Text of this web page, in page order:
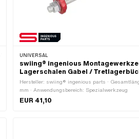
UNIVERSAL
swiing® ingenious
Lagerschalen Gabel /
Hersteller: swiing® ingenious parts ·
mm · Anwendungsbereich: Spezialwerkzeug
EUR 41,10